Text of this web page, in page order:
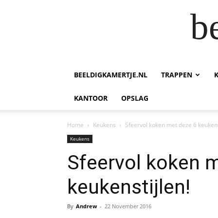
BEELDIGKAMERTJE.NL TRAPPEN
KANTOOR OPSLAG
Home Keukens Sfeervol koken met deze 6
Keukens
Sfeervol koken
keukenstijlen!
By Andrew - 22 November 2016